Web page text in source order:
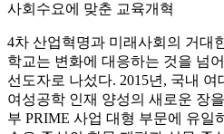
사회수요에 맞춘 교육개혁
4차 산업혁명과 미래사회의 거대
학교는 변화에 대응하는 것을 넘
선도자로 나섰다. 2015년, 국내
여성공학 인재 양성의 새로운 장
부 PRIME 사업 대형 부문에 유일